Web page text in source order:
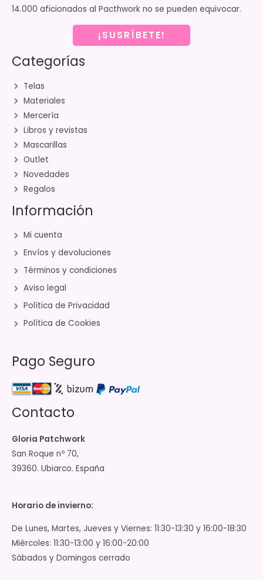
14.000 aficionados al Pacthwork no se pueden equivocar.
¡SUSRÍBETE!
Categorías
Telas
Materiales
Mercería
Libros y revistas
Mascarillas
Outlet
Novedades
Regalos
Información
Mi cuenta
Envíos y devoluciones
Términos y condiciones
Aviso legal
Política de Privacidad
Política de Cookies
Pago Seguro
Contacto
Gloria Patchwork
San Roque nº 70,
39360. Ubiarco. España
Horario de invierno:
De Lunes, Martes, Jueves y Viernes: 11:30-13:30 y 16:00-18:30
Miércoles: 11:30-13:00 y 16:00-20:00
Sábados y Domingos cerrado